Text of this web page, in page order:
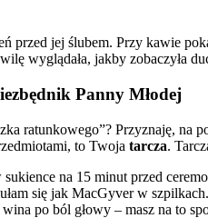
przed jej ślubem. Przy kawie
wyglądała, jakby zobaczyła
Panny Młodej
ratunkowego”? Przyznaję, na
to Twoja tarcza.
na 15 minut przed
się jak MacGyver w
po ból głowy – masz na to